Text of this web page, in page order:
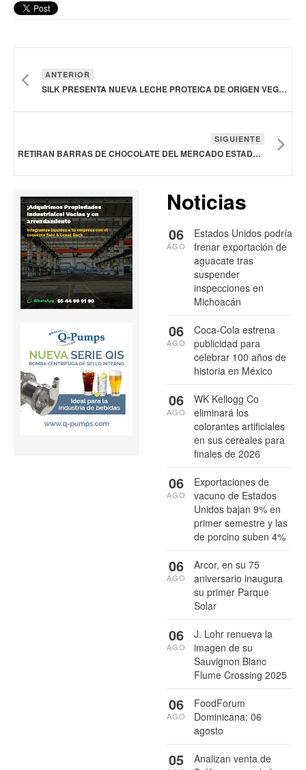
ANTERIOR
SILK PRESENTA NUEVA LECHE PROTEICA DE ORIGEN VEGETAL CON 13 G DE PROTEÍNA
SIGUIENTE
RETIRAN BARRAS DE CHOCOLATE DEL MERCADO ESTADOUNIDENSE POR POSIBLE RIESGO DE SALMONELLA
Noticias
Estados Unidos podría
frenar exportación de
aguacate tras
suspender
inspecciones en
Michoacán
06
AGO
Coca-Cola estrena
publicidad para
celebrar 100 años de
historia en México
06
AGO
WK Kellogg Co
eliminará los
colorantes artificiales
en sus cereales para
finales de 2026
06
AGO
Exportaciones de
vacuno de Estados
Unidos bajan 9% en
primer semestre y las
de porcino suben 4%
06
AGO
Arcor, en su 75
aniversario inaugura
su primer Parque
Solar
06
AGO
J. Lohr renueva la
imagen de su
Sauvignon Blanc
Flume Crossing 2025
06
AGO
FoodForum
Dominicana: 06
agosto
06
AGO
Analizan venta de
05